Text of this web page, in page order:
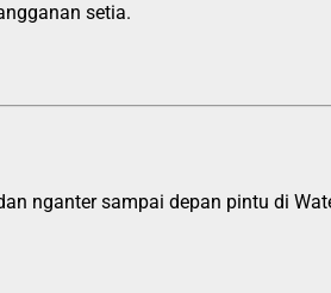
setia.
nganter sampai depan pintu di